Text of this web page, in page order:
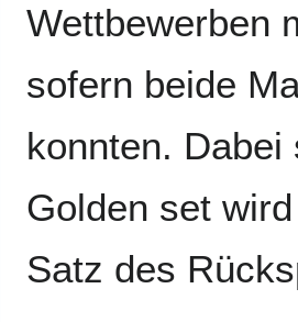
Wettbewerben
sofern beide
konnten.
Golden set
Satz des